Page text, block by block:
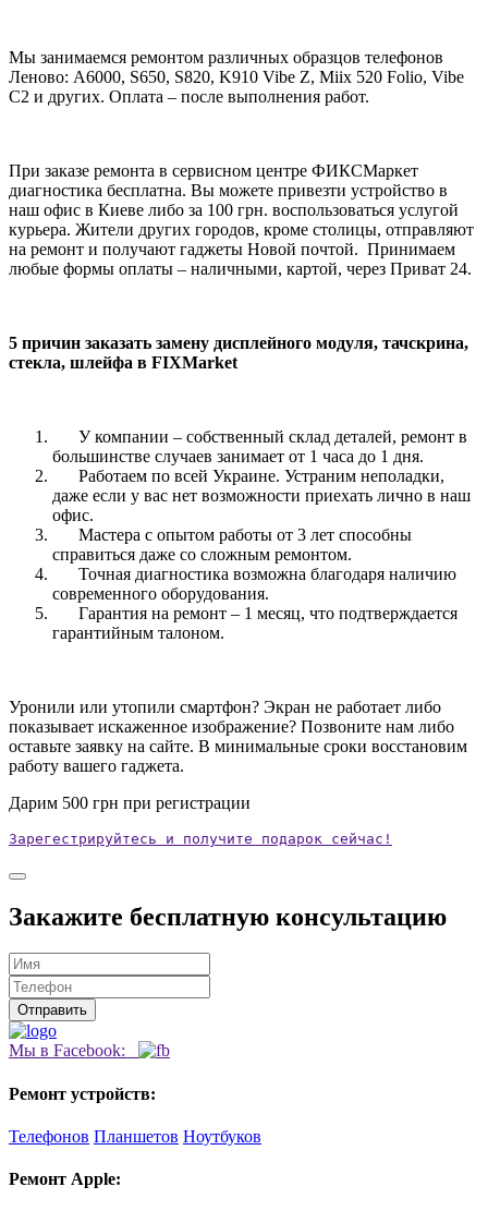
Мы занимаемся ремонтом различных образцов телефонов
Леново: A6000, S650, S820, K910 Vibe Z, Miix 520 Folio, Vibe
C2 и других. Оплата – после выполнения работ.
При заказе ремонта в сервисном центре ФИКСМаркет
диагностика бесплатна. Вы можете привезти устройство в
наш офис в Киеве либо за 100 грн. воспользоваться услугой
курьера. Жители других городов, кроме столицы, отправляют
на ремонт и получают гаджеты Новой почтой. Принимаем
любые формы оплаты – наличными, картой, через Приват 24.
5 причин заказать замену дисплейного модуля, тачскрина,
стекла, шлейфа в FIXMarket
У компании – собственный склад деталей, ремонт в
большинстве случаев занимает от 1 часа до 1 дня.
Работаем по всей Украине. Устраним неполадки,
даже если у вас нет возможности приехать лично в наш
офис.
Мастера с опытом работы от 3 лет способны
справиться даже со сложным ремонтом.
Точная диагностика возможна благодаря наличию
современного оборудования.
Гарантия на ремонт – 1 месяц, что подтверждается
гарантийным талоном.
Уронили или утопили смартфон? Экран не работает либо
показывает искаженное изображение? Позвоните нам либо
оставьте заявку на сайте. В минимальные сроки восстановим
работу вашего гаджета.
Дарим 500 грн при регистрации
Зарегестрируйтесь и получите подарок сейчас!
Закажите бесплатную консультацию
Мы в Facebook:
Ремонт устройств:
Телефонов Планшетов Ноутбуков
Ремонт Apple: